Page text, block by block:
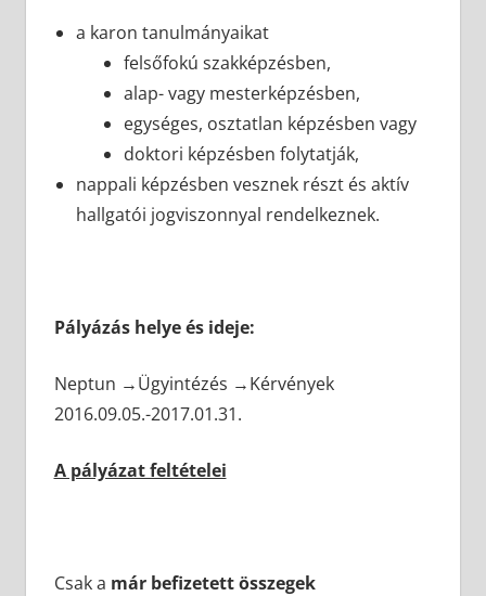
a karon tanulmányaikat
felsőfokú szakképzésben,
alap- vagy mesterképzésben,
egységes, osztatlan képzésben vagy
doktori képzésben folytatják,
nappali képzésben vesznek részt és aktív
hallgatói jogviszonnyal rendelkeznek.
Pályázás helye és ideje:
Neptun →Ügyintézés →Kérvények
2016.09.05.-2017.01.31.
A pályázat feltételei
Csak a már befizetett összegek